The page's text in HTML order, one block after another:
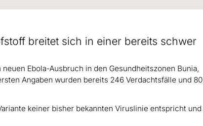
breitet sich in einer bereits schwer
Ebola-Ausbruch in den Gesundheitszonen Bunia,
Angaben wurden bereits 246 Verdachtsfälle und 80
keiner bisher bekannten Viruslinie entspricht und